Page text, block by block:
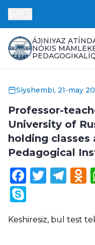
ÁJINIYAZ
NÓKIS
Siyshembi, 21-may
Professor-
University of
holding classes
Pedagogical
Keshiresiz, bul test